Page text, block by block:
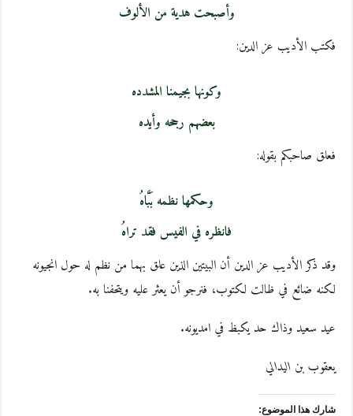
وأصبحت هدية من الألوف
فكتب الأديب عز الدين:
وكونها بجيمنا المشدده
بعضهم رجحه وأيده
فعلق صاحبكم بقوله:
وحكمها نظمه بَبَّاهُ
فانظره في الفيس فقد تراهُ
وقد ذكر الأديب عز الدين أن البيتين الذين علق بهما من نظم له حول انجيونه
لكنه ضائع في ظالت لكتوب، فنرجو أن يعثر عليه ويتحفنا به.
عيد سعيد وذاك حد يكبظ في امديونه.
يعقوب بن اليدالي
شارك هذا الموضوع: